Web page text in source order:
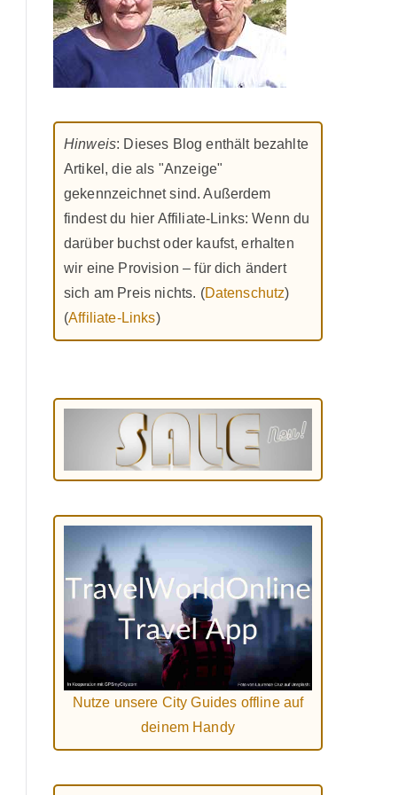
Hinweis: Dieses Blog enthält bezahlte
Artikel, die als "Anzeige"
gekennzeichnet sind. Außerdem
findest du hier Affiliate-Links: Wenn du
darüber buchst oder kaufst, erhalten
wir eine Provision – für dich ändert
sich am Preis nichts. (Datenschutz)
(Affiliate-Links)
Nutze unsere City Guides offline auf
deinem Handy